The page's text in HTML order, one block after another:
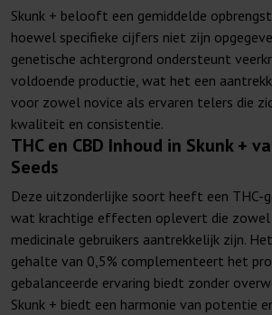
Skunk + belooft een gemiddelde
hoewel specifieke cijfers niet zijn
genetische achtergrond ondersteunt
voldoende productie, wat het een
voor zowel novice als ervaren telers die
kwaliteit en consistentie.
THC en CBD Inhoud in Skunk +
Seeds
Deze uitzonderlijke soort heeft een THC-
wat krachtige effecten oplevert die
medicinale gebruikers aantrekkelijk zijn.
gehalte van 0,5% complementeert het
gebalanceerde ervaring biedt zonder
Skunk + biedt een harmonie van potentie